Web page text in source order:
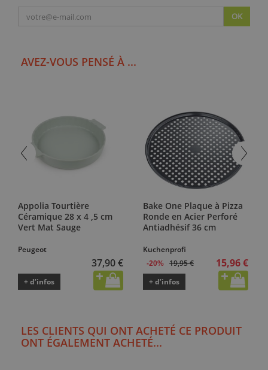
OK
AVEZ-VOUS PENSÉ À ...
Appolia Tourtière
Céramique 28 x 4 ,5 cm
Vert Mat Sauge
Peugeot
37,90 €
+ d’infos
Bake One Plaque à Pizza
Ronde en Acier Perforé
Antiadhésif 36 cm
Kuchenprofi
-20% 19,95 € 15,96 €
+ d’infos
LES CLIENTS QUI ONT ACHETÉ CE PRODUIT
ONT ÉGALEMENT ACHETÉ...